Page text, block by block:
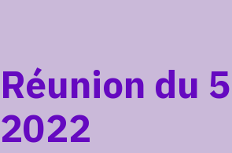
Réunion du
2022